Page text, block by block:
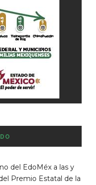
del EdoMéx a las y
Premio Estatal de la